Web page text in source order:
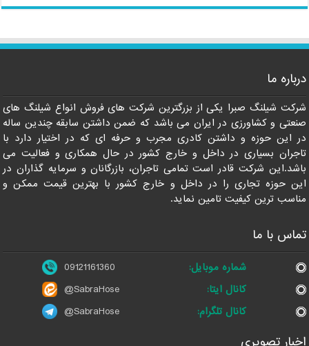
درباره ما
شرکت شیلنگ صبرا یکی از بزرگترین شرکت های فروش انواع شیلنگ های
صنعتی و کشاورزی در ایران می باشد که ضمن داشتن سابقه چندین ساله
در این حوزه و داشتن کادری مجرب و حرفه ای که در اختیار دارد با
تاجران بسیاری در داخل و خارج کشور در حال همکاری و فعالیت می
باشد.این شرکت قادر است تمامی تاجران، بازرگانان و سرمایه گذاران در
این حوزه تجاری را در داخل و خارج کشور با بهترین قیمت ممکن و
مناسب ترین کیفیت تامین نماید.
تماس با ما
شماره موبایل:
09121161360
کانال ایتا:
@SabraHose
کانال تلگرام:
@SabraHose
اخبار تصویری